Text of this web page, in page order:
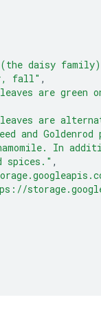
(the daisy
fall" ,
are green
are
and
In
spices." ,